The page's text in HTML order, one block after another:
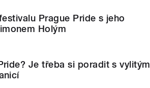
Prague Pride s jeho
Holým
Je třeba si poradit s vylitým